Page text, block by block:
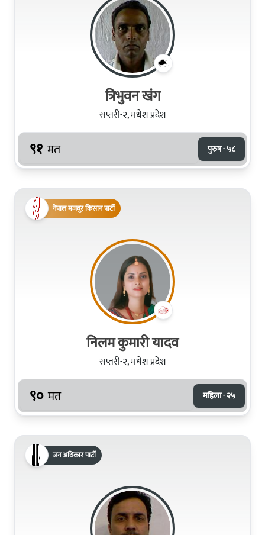
त्रिभुवन खंग
सप्तरी-२, मधेश प्रदेश
९१ मत पुरुष · ५८
नेपाल मजदुर किसान पार्टी
निलम कुमारी यादव
सप्तरी-२, मधेश प्रदेश
९० मत महिला · २५
जन अधिकार पार्टी